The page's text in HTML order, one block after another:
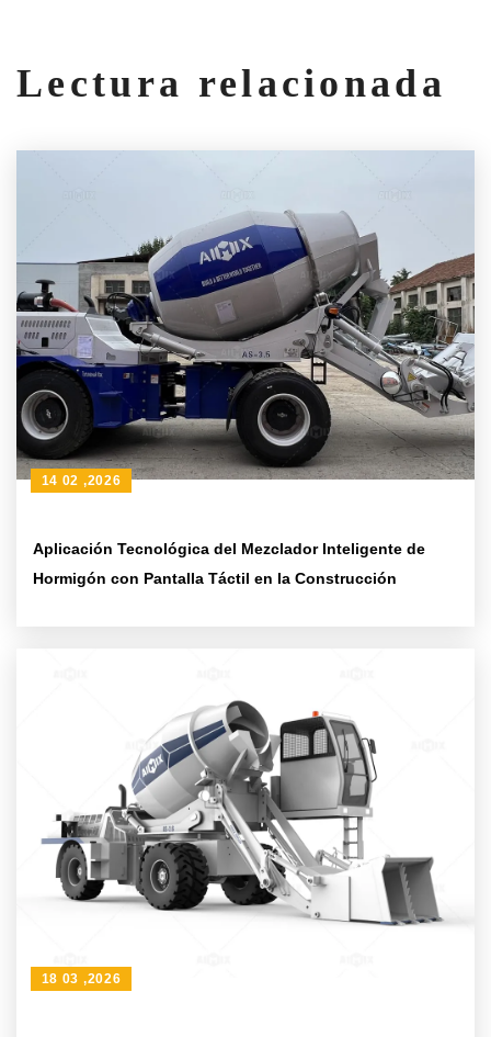
Lectura relacionada
Aplicación Tecnológica del Mezclador Inteligente de
Hormigón con Pantalla Táctil en la Construcción
14 02 ,2026
18 03 ,2026